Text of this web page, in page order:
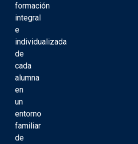
formación
integral
e
individualizada
de
cada
alumna
en
un
entorno
familiar
de